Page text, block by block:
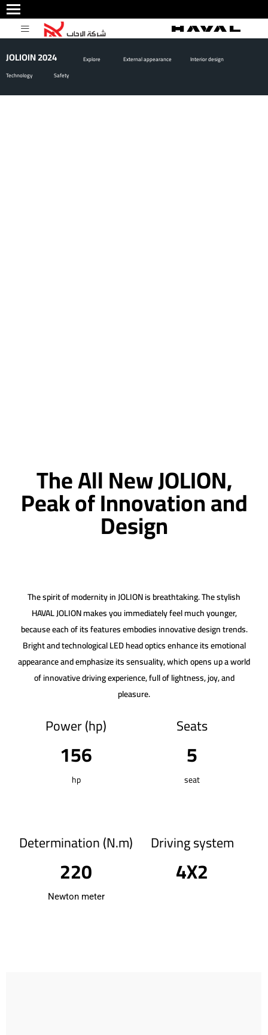
JOLIOIN 2024 Explore External appearance
Interior design
Technology
Safety
The All New JOLION,
Peak of Innovation and
Design
The spirit of modernity in JOLION is breathtaking. The stylish
HAVAL JOLION makes you immediately feel much younger,
because each of its features embodies innovative design trends.
Bright and technological LED head optics enhance its emotional
appearance and emphasize its sensuality, which opens up a world
of innovative driving experience, full of lightness, joy, and
pleasure.
Power (hp)
156
hp
Seats
5
seat
Determination (N.m)
220
Newton meter
Driving system
4X2